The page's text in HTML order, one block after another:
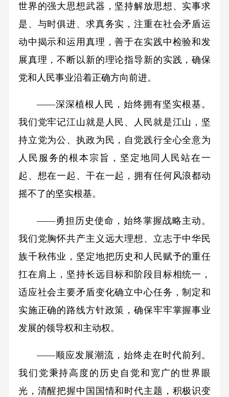
世界的强大思想武器，坚持解放思想、实事求
是、与时俱进、求真务实，注重在社会矛盾运
动中揭示和运用真理，善于在实践中检验和发
展真理，不断以新的理论指导新的实践，确保
党和人民事业沿着正确方向前进。
——深深植根人民，始终拥有坚实根基。
我们党牢记江山就是人民、人民就是江山，坚
持立党为公、执政为民，自觉践行全心全意为
人民服务的根本宗旨，坚定地同人民站在一
起、想在一起、干在一起，拥有任何风浪都动
摇不了的坚实根基。
——勇担历史使命，始终掌握战略主动。
我们党胸怀共产主义远大理想、立志于中华民
族千秋伟业，坚定地把历史和人民赋予的重任
扛在肩上，坚持长远目标和阶段目标相统一，
适应社会主要矛盾变化确立中心任务，制定和
实施正确的路线方针政策，确保牢牢掌握事业
发展的领导权和主动权。
——顺应发展潮流，始终走在时代前列。
我们党秉持高度的历史自觉和宽广的世界眼
光，清醒把握中国国情和时代主题，积极识变